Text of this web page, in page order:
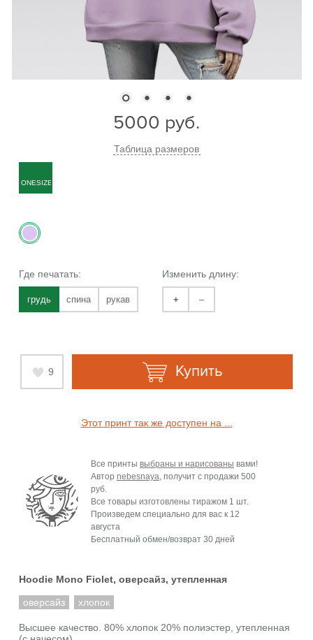
5000 руб.
Таблица размеров
ONESIZE
Где печатать:
грудь спина рукав
Изменить длину:
+ –
9 Купить
Этот принт так же доступен на ...
Все принты выбраны и нарисованы вами!
Автор nebesnaya, получит с продажи 500
руб.
Все товары изготовлены тиражом 1 шт.
Произведем специально для вас к 12
августа
Бесплатный обмен/возврат 30 дней
Hoodie Mono Fiolet, оверсайз, утепленная
оверсайз хлопок
Высшее качество. 80% хлопок 20% полиэстер, утепленная